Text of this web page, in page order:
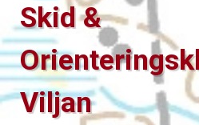
Skid &
Viljan